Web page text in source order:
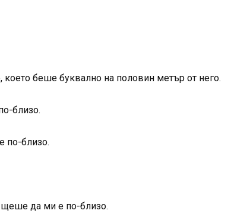
което беше буквално на половин метър от него.
близо.
по-близо.
щеше да ми е по-близо.